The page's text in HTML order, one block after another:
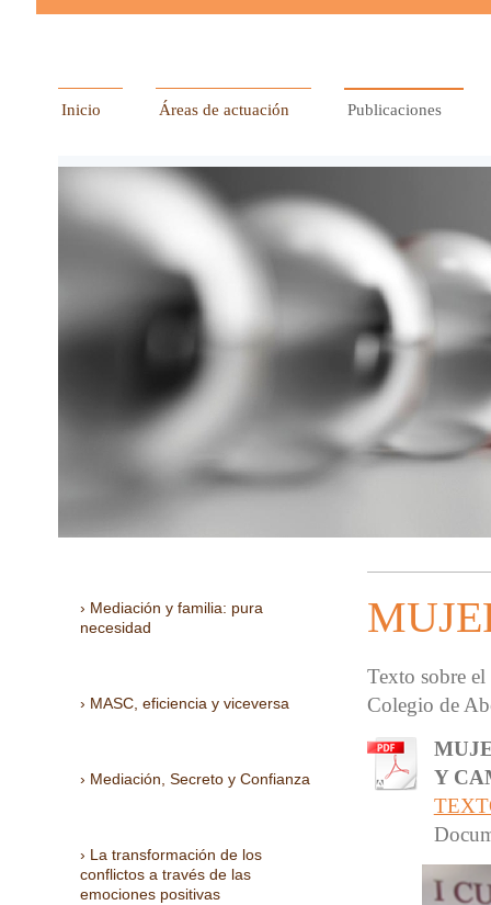
Inicio Áreas de actuación Publicaciones
Texto sobre
Colegio de
Y
Mediación y familia: pura
necesidad
MASC, eficiencia y viceversa
Mediación, Secreto y Confianza
La transformación de los
conflictos a través de las
emociones positivas